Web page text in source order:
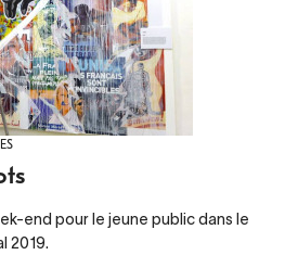
end pour le jeune public dans le
2019.